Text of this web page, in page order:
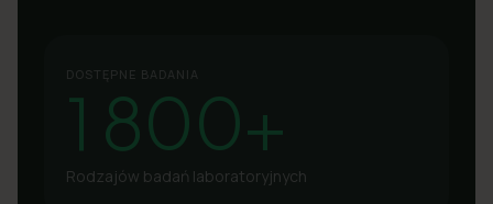
DOSTĘPNE BADANIA
1 800+
Rodzajów badań laboratoryjnych